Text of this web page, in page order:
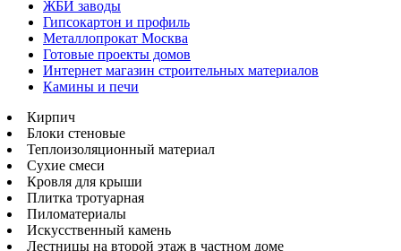
ЖБИ заводы
Гипсокартон и профиль
Металлопрокат Москва
Готовые проекты домов
Интернет магазин строительных материалов
Камины и печи
Кирпич
Блоки стеновые
Теплоизоляционный материал
Сухие смеси
Кровля для крыши
Плитка тротуарная
Пиломатериалы
Искусственный камень
Лестницы на второй этаж в частном доме